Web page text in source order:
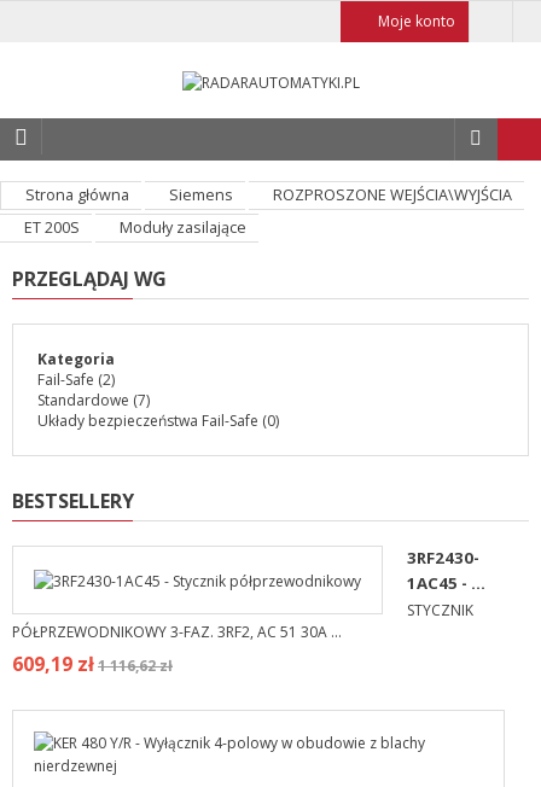
Moje konto
Strona główna Siemens
ROZPROSZONE WEJŚCIA\WYJŚCIA
ET 200S
Moduły zasilające
PRZEGLĄDAJ WG
Kategoria
Fail-Safe (2)
Standardowe (7)
Układy bezpieczeństwa Fail-Safe (0)
BESTSELLERY
3RF2430-
1AC45 - ...
STYCZNIK
PÓŁPRZEWODNIKOWY 3-FAZ. 3RF2, AC 51 30A ...
609,19 zł1 116,62 zł